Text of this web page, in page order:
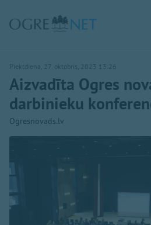
Piektdiena, 27. oktobris, 2023 13:26
Aizvadīta Ogres
darbinieku
Ogresnovads.lv